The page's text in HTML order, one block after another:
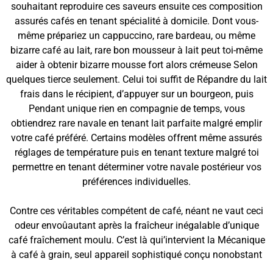
souhaitant reproduire ces saveurs ensuite ces composition
assurés cafés en tenant spécialité à domicile. Dont vous-
même prépariez un cappuccino, rare bardeau, ou même
bizarre café au lait, rare bon mousseur à lait peut toi-même
aider à obtenir bizarre mousse fort alors crémeuse Selon
quelques tierce seulement. Celui toi suffit de Répandre du lait
frais dans le récipient, d’appuyer sur un bourgeon, puis
Pendant unique rien en compagnie de temps, vous
obtiendrez rare navale en tenant lait parfaite malgré emplir
votre café préféré. Certains modèles offrent même assurés
réglages de température puis en tenant texture malgré toi
permettre en tenant déterminer votre navale postérieur vos
préférences individuelles.
Contre ces véritables compétent de café, néant ne vaut ceci
odeur envoûautant après la fraîcheur inégalable d’unique
café fraîchement moulu. C’est là qui’intervient la Mécanique
à café à grain, seul appareil sophistiqué conçu nonobstant